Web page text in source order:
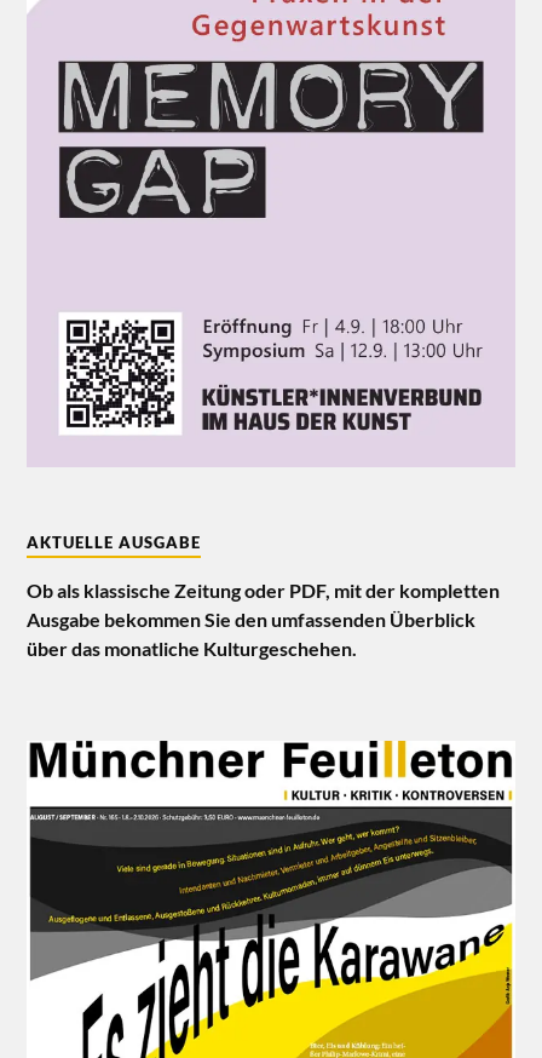
AKTUELLE AUSGABE
Ob als klassische Zeitung oder PDF, mit der kompletten
Ausgabe bekommen Sie den umfassenden Überblick
über das monatliche Kulturgeschehen.